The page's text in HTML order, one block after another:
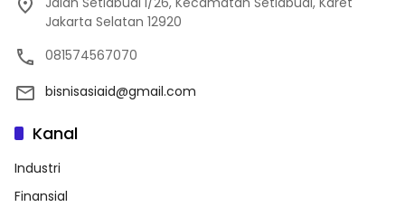
Jakarta Selatan 12920
081574567070
bisnisasiaid@gmail.com
Kanal
Industri
Finansial